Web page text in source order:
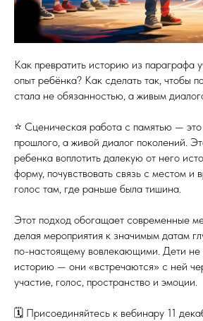
Как превратить историю из параграфа
опыт ребёнка? Как сделать так, чтобы
стала не обязанностью, а живым
⭐️ Сценическая работа с памятью —
прошлого, а живой диалог поколений.
ребенка воплотить далекую от него
форму, почувствовать связь с местом и
голос там, где раньше была тишина.
Этот подход обогащает современные
делая мероприятия к значимым датам
по-настоящему вовлекающими. Дети не
историю — они «встречаются» с ней
участие, голос, пространство и эмоции.
🗓 Присоединяйтесь к вебинару 11